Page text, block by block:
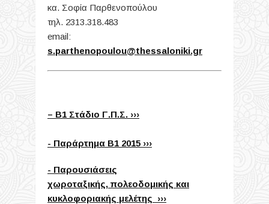
κα. Σοφία Παρθενοπούλου
τηλ. 2313.318.483
email:
s.parthenopoulou@thessaloniki.gr
– Β1 Στάδιο Γ.Π.Σ. ›››
- Παράρτημα Β1 2015 ›››
- Παρουσιάσεις
χωροταξικής, πολεοδομικής και
κυκλοφοριακής μελέτης ›››